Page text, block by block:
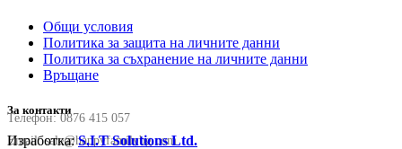
Общи условия
Политика за защита на личните данни
Политика за съхранение на личните данни
Връщане
За контакти
Телефон:0876 415 057
Email:sale@happyfamilybg.com
Изработка:S.I.T Solutions Ltd.